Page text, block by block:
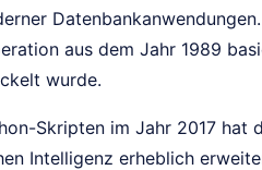
aus dem Jahr 1989
wurde.
Skripten im Jahr 2017 hat
Intelligenz erheblich